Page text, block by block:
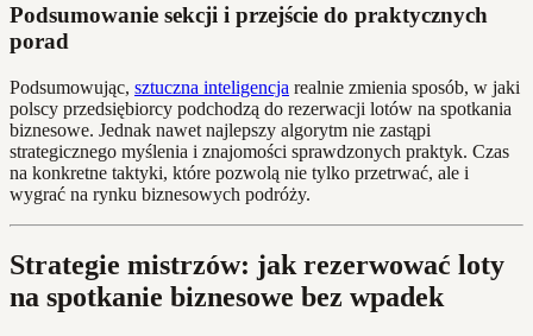
Podsumowanie sekcji i przejście do praktycznych
porad
Podsumowując, sztuczna inteligencja realnie zmienia sposób, w jaki
polscy przedsiębiorcy podchodzą do rezerwacji lotów na spotkania
biznesowe. Jednak nawet najlepszy algorytm nie zastąpi
strategicznego myślenia i znajomości sprawdzonych praktyk. Czas
na konkretne taktyki, które pozwolą nie tylko przetrwać, ale i
wygrać na rynku biznesowych podróży.
Strategie mistrzów: jak rezerwować loty
na spotkanie biznesowe bez wpadek